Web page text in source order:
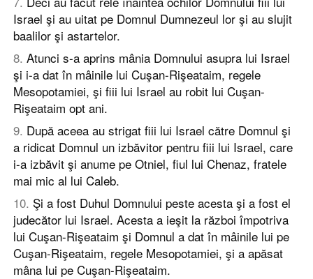
Israel şi au uitat pe Domnul Dumnezeul lor şi au slujit
baalilor şi astartelor.
8. Atunci s-a aprins mânia Domnului asupra lui Israel
şi i-a dat în mâinile lui Cuşan-Rişeataim, regele
Mesopotamiei, şi fiii lui Israel au robit lui Cuşan-
Rişeataim opt ani.
9. După aceea au strigat fiii lui Israel către Domnul şi
a ridicat Domnul un izbăvitor pentru fiii lui Israel, care
i-a izbăvit şi anume pe Otniel, fiul lui Chenaz, fratele
mai mic al lui Caleb.
10. Şi a fost Duhul Domnului peste acesta şi a fost el
judecător lui Israel. Acesta a ieşit la război împotriva
lui Cuşan-Rişeataim şi Domnul a dat în mâinile lui pe
Cuşan-Rişeataim, regele Mesopotamiei, şi a apăsat
mâna lui pe Cuşan-Rişeataim.